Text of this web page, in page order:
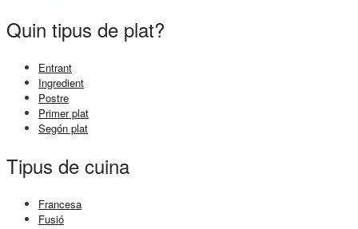
Quin tipus de plat?
Entrant
Ingredient
Postre
Primer plat
Segón plat
Tipus de cuina
Francesa
Fusió